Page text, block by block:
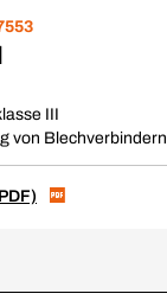
III
von Blechverbindern